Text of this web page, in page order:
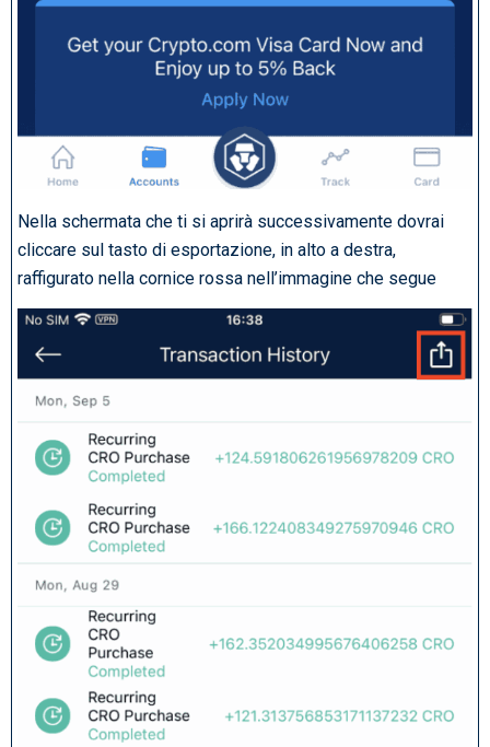
Nella schermata che ti si aprirà successivamente dovrai
cliccare sul tasto di esportazione, in alto a destra,
raffigurato nella cornice rossa nell’immagine che segue